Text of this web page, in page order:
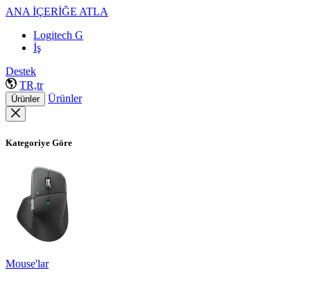
ANA İÇERİĞE ATLA
Logitech G
İş
Destek
TR,tr
Ürünler Ürünler
Kategoriye Göre
Mouse'lar